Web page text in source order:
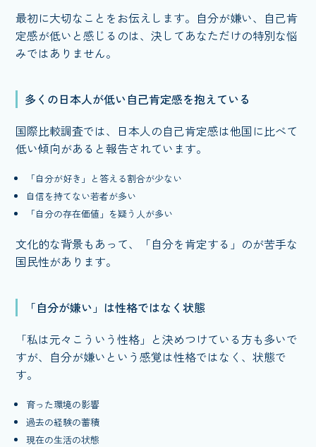
最初に大切なことをお伝えします。自分が嫌い、自己肯
定感が低いと感じるのは、決してあなただけの特別な悩
みではありません。
多くの日本人が低い自己肯定感を抱えている
国際比較調査では、日本人の自己肯定感は他国に比べて
低い傾向があると報告されています。
「自分が好き」と答える割合が少ない
自信を持てない若者が多い
「自分の存在価値」を疑う人が多い
文化的な背景もあって、「自分を肯定する」のが苦手な
国民性があります。
「自分が嫌い」は性格ではなく状態
「私は元々こういう性格」と決めつけている方も多いで
すが、自分が嫌いという感覚は性格ではなく、状態で
す。
育った環境の影響
過去の経験の蓄積
現在の生活の状態